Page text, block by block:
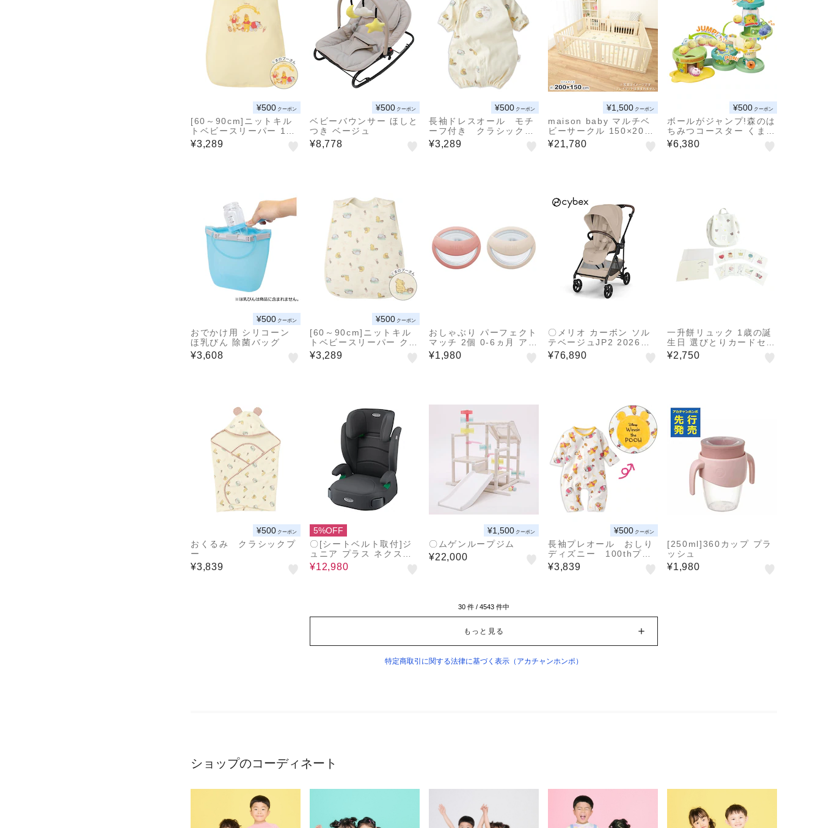
¥500 クーポン
[60～90cm]ニットキル
トベビースリーパー 100
thプーさん イエロー
¥3,289
¥500 クーポン
ベビーバウンサー ほしと
つき ベージュ
¥8,778
¥500 クーポン
長袖ドレスオール モチ
ーフ付き クラシックプ
ー アイボリー
¥3,289
¥1,500 クーポン
maison baby マルチベ
ビーサークル 150×200c
m ベージュ
¥21,780
¥500 クーポン
ボールがジャンプ!森のは
ちみつコースター くまの
プーさん
¥6,380
¥500 クーポン
おでかけ用 シリコーン
ほ乳びん 除菌バッグ
¥3,608
¥500 クーポン
[60～90cm]ニットキル
トベビースリーパー クラ
シックプー オフホワイト
¥3,289
おしゃぶり パーフェクト
マッチ 2個 0-6ヵ月 アプ
リコット
¥1,980
〇メリオ カーボン ソル
テベージュJP2 2026年
モデル ベビーカー CYB
EX(サイベックス)
¥76,890
一升餅リュック 1歳の誕
生日 選びとりカードセッ
ト (台紙つき)
¥2,750
¥500 クーポン
おくるみ クラシックプ
ー
¥3,839
5%OFF
〇[シートベルト取付]ジ
ュニア プラス ネクスト
メッシュ チャコールグレ
ー 2023年モデル ジュニ
¥12,980
¥1,500 クーポン
〇ムゲンループジム
¥22,000
¥500 クーポン
長袖プレオール おしり
ディズニー 100thプー
さん ホワイト
¥3,839
[250ml]360カップ プラ
ッシュ
¥1,980
30 件 / 4543 件中
もっと見る
特定商取引に関する法律に基づく表示（アカチャンホンポ）
ショップのコーディネート